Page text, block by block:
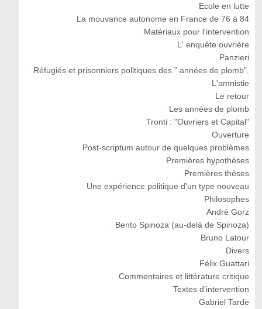
Ecole en lutte
La mouvance autonome en France de 76 à 84
Matériaux pour l'intervention
L' enquête ouvrière
Panzieri
Réfugiés et prisonniers politiques des " années de plomb".
L'amnistie
Le retour
Les années de plomb
Tronti : "Ouvriers et Capital"
Ouverture
Post-scriptum autour de quelques problèmes
Premières hypothèses
Premières thèses
Une expérience politique d'un type nouveau
Philosophes
André Gorz
Bento Spinoza (au-delà de Spinoza)
Bruno Latour
Divers
Félix Guattari
Commentaires et littérature critique
Textes d'intervention
Gabriel Tarde